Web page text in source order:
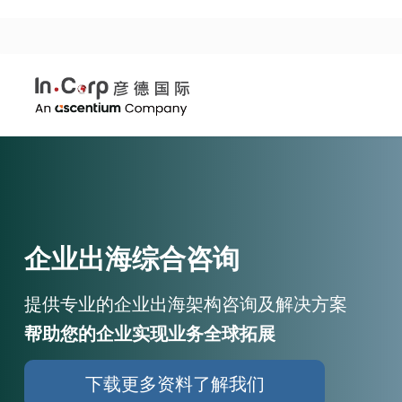
企业出海综合咨询
提供专业的企业出海架构咨询及解决方案
帮助您的企业实现业务全球拓展
下载更多资料了解我们